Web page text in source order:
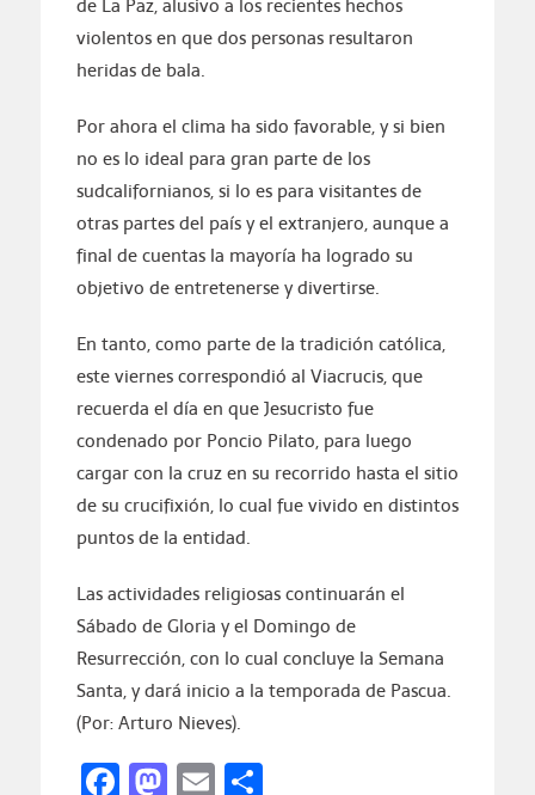
violentos en que dos personas resultaron
heridas de bala.
Por ahora el clima ha sido favorable, y si bien
no es lo ideal para gran parte de los
sudcalifornianos, si lo es para visitantes de
otras partes del país y el extranjero, aunque a
final de cuentas la mayoría ha logrado su
objetivo de entretenerse y divertirse.
En tanto, como parte de la tradición católica,
este viernes correspondió al Viacrucis, que
recuerda el día en que Jesucristo fue
condenado por Poncio Pilato, para luego
cargar con la cruz en su recorrido hasta el sitio
de su crucifixión, lo cual fue vivido en distintos
puntos de la entidad.
Las actividades religiosas continuarán el
Sábado de Gloria y el Domingo de
Resurrección, con lo cual concluye la Semana
Santa, y dará inicio a la temporada de Pascua.
(Por: Arturo Nieves).
Facebook
Mastodon
EmailCompartir